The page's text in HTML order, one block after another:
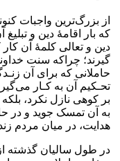
از بزرگ‌ترین واجبات
که بار اقامۀ دین و
دین و تعالی کلمۀ آن
گیرند؛ چراکه سنت
حاملانی که برای آن
تحـکیم آن به کـار
بر کوهی نازل نکرد،
به آن تمسک جوید و در
هدایت، در میان مردم
در طول سالیان گذشته